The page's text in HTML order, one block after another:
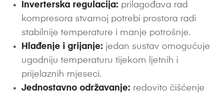
Inverterska regulacija: prilagođava rad
kompresora stvarnoj potrebi prostora radi
stabilnije temperature i manje potrošnje.
Hlađenje i grijanje: jedan sustav omogućuje
ugodniju temperaturu tijekom ljetnih i
prijelaznih mjeseci.
Jednostavno održavanje: redovito čišćenje